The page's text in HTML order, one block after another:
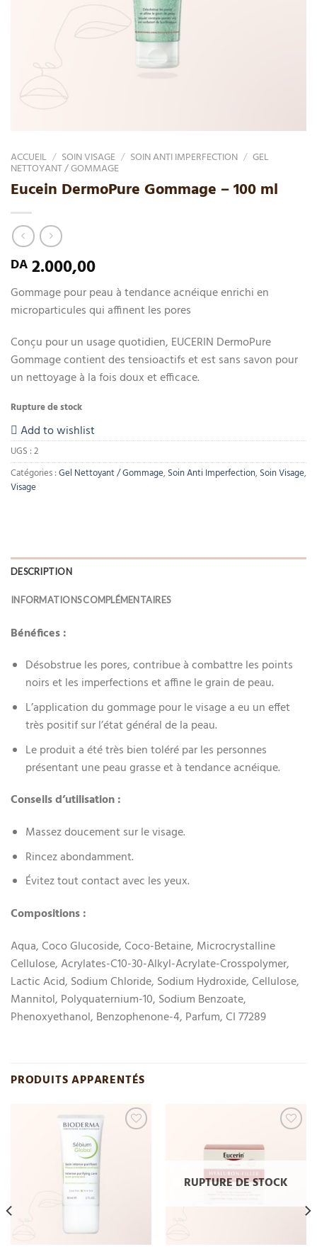
ACCUEIL / SOIN VISAGE / SOIN ANTI IMPERFECTION / GEL
NETTOYANT / GOMMAGE
Eucein DermoPure Gommage – 100 ml
DA 2.000,00
Gommage pour peau à tendance acnéique enrichi en
microparticules qui affinent les pores
Conçu pour un usage quotidien, EUCERIN DermoPure
Gommage contient des tensioactifs et est sans savon pour
un nettoyage à la fois doux et efficace.
Rupture de stock
Add to wishlist
UGS :2
Catégories :Gel Nettoyant / Gommage,Soin Anti Imperfection,Soin Visage,
Visage
DESCRIPTION
INFORMATIONS COMPLÉMENTAIRES
Bénéfices :
Désobstrue les pores, contribue à combattre les points
noirs et les imperfections et affine le grain de peau.
L’application du gommage pour le visage a eu un effet
très positif sur l’état général de la peau.
Le produit a été très bien toléré par les personnes
présentant une peau grasse et à tendance acnéique.
Conseils d’utilisation :
Massez doucement sur le visage.
Rincez abondamment.
Évitez tout contact avec les yeux.
Compositions :
Aqua, Coco Glucoside, Coco-Betaine, Microcrystalline
Cellulose, Acrylates-C10-30-Alkyl-Acrylate-Crosspolymer,
Lactic Acid, Sodium Chloride, Sodium Hydroxide, Cellulose,
Mannitol, Polyquaternium-10, Sodium Benzoate,
Phenoxyethanol, Benzophenone-4, Parfum, CI 77289
PRODUITS APPARENTÉS
RUPTURE DE STOCK